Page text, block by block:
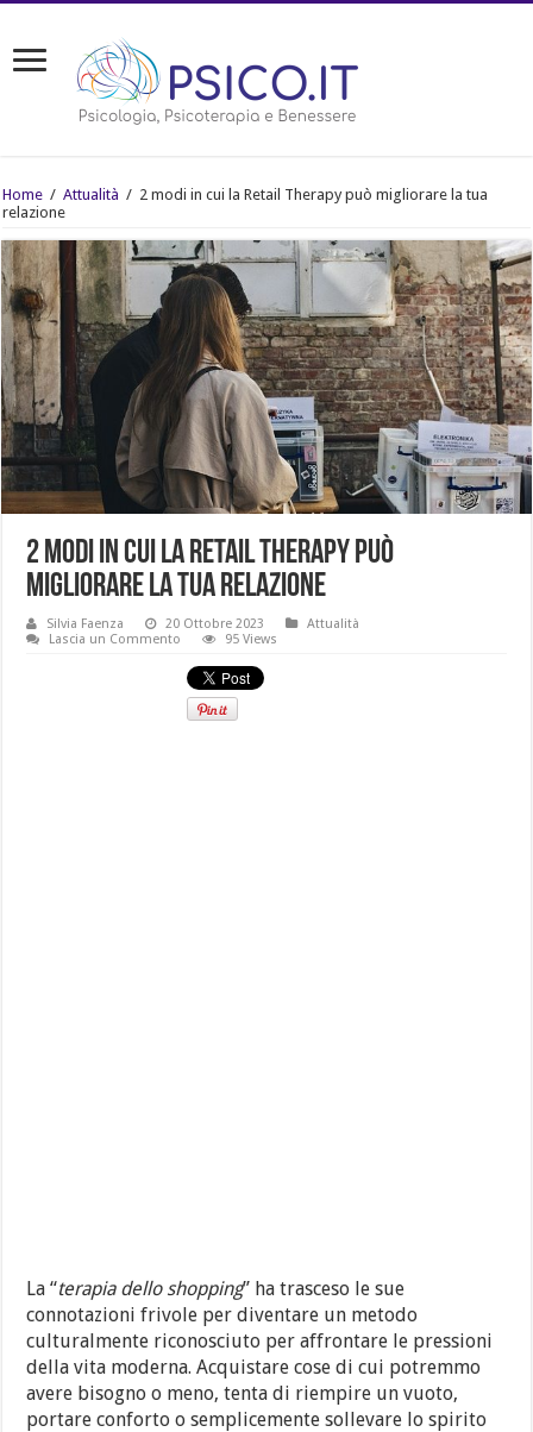
Home / Attualità / 2 modi in cui la Retail Therapy può migliorare la tua
relazione
2 modi in cui la Retail Therapy può
migliorare la tua relazione
Silvia Faenza 20 Ottobre 2023
Attualità
Lascia un Commento
95 Views
La “terapia dello shopping” ha trasceso le sue
connotazioni frivole per diventare un metodo
culturalmente riconosciuto per affrontare le pressioni
della vita moderna. Acquistare cose di cui potremmo
avere bisogno o meno, tenta di riempire un vuoto,
portare conforto o semplicemente sollevare lo spirito